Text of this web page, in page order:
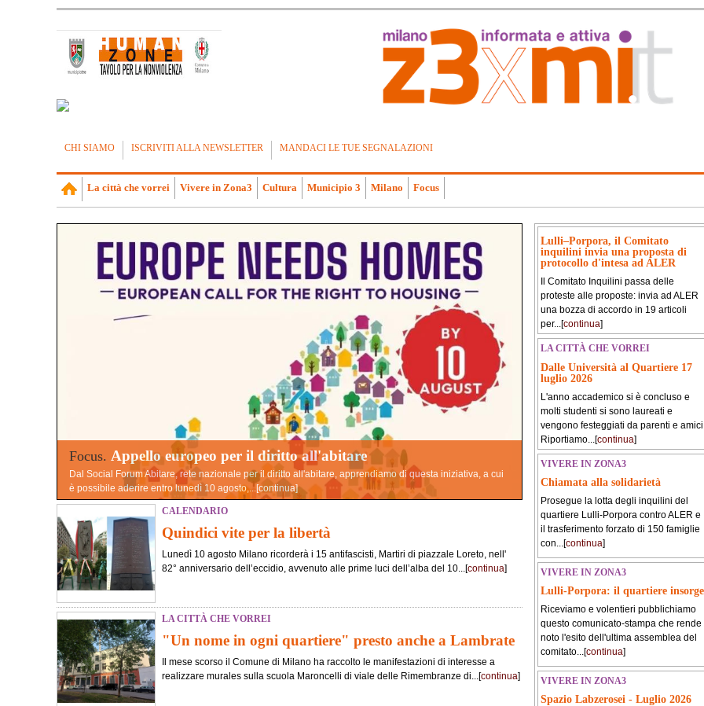
CHI SIAMO ISCRIVITI ALLA NEWSLETTER MANDACI LE TUE SEGNALAZIONI
La città che vorrei Vivere in Zona3 Cultura Municipio 3 Milano Focus
Focus. Appello europeo per il diritto all'abitare
Dal Social Forum Abitare, rete nazionale per il diritto all'abitare, apprendiamo di questa iniziativa, a cui
è possibile aderire entro lunedì 10 agosto,...[continua]
CALENDARIO
Quindici vite per la libertà
Lunedì 10 agosto Milano ricorderà i 15 antifascisti, Martiri di piazzale Loreto, nell'
82° anniversario dell’eccidio, avvenuto alle prime luci dell’alba del 10...[continua]
LA CITTÀ CHE VORREI
"Un nome in ogni quartiere" presto anche a Lambrate
Il mese scorso il Comune di Milano ha raccolto le manifestazioni di interesse a
realizzare murales sulla scuola Maroncelli di viale delle Rimembranze di...[continua]
Lulli–Porpora, il Comitato
inquilini invia una proposta di
protocollo d'intesa ad ALER
Il Comitato Inquilini passa delle
proteste alle proposte: invia ad ALER
una bozza di accordo in 19 articoli
per...[continua]
LA CITTÀ CHE VORREI
Dalle Università al Quartiere 17
luglio 2026
L'anno accademico si è concluso e
molti studenti si sono laureati e
vengono festeggiati da parenti e
Riportiamo...[continua]
VIVERE IN ZONA3
Chiamata alla solidarietà
Prosegue la lotta degli inquilini del
quartiere Lulli-Porpora contro ALER e
il trasferimento forzato di 150 famiglie
con...[continua]
VIVERE IN ZONA3
Lulli-Porpora: il quartiere insorge
Riceviamo e volentieri pubblichiamo
questo comunicato-stampa che rende
noto l'esito dell'ultima assemblea del
comitato...[continua]
VIVERE IN ZONA3
Spazio Labzerosei - Luglio 2026